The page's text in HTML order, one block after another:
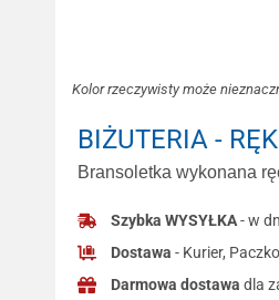
Kolor rzeczywisty może
BIŻUTERIA -
Bransoletka wykonana
Szybka WYSYŁKA- w
Dostawa - Kurier,
Darmowa dostawa dla